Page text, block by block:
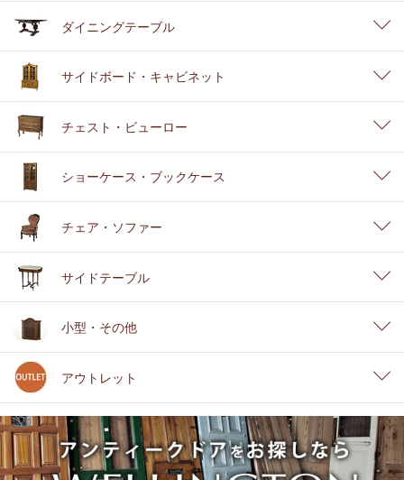
ダイニングテーブル
サイドボード・キャビネット
チェスト・ビューロー
ショーケース・ブックケース
チェア・ソファー
サイドテーブル
小型・その他
アウトレット